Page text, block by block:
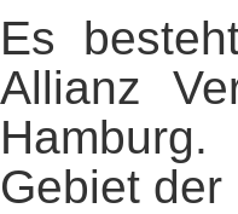
Es
Allianz
Gebiet